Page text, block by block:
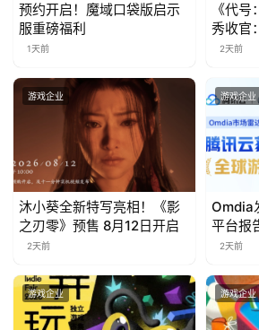
预约开启！魔域口袋版启示
服重磅福利
1天前
《代
秀收官
家的真
2天前
游戏企业
沐小葵全新特写亮相！《影
之刃零》预售 8月12日开启
2天前
游戏企业
Omdia
平台报
入选“
2天前
游戏企业 游戏企业